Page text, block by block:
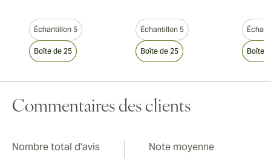
Échantillon 5
Boîte de 25
Échantillon 5
Boîte de 25 Boîte
Commentaires des clients
Nombre total d'avis Note moyenne